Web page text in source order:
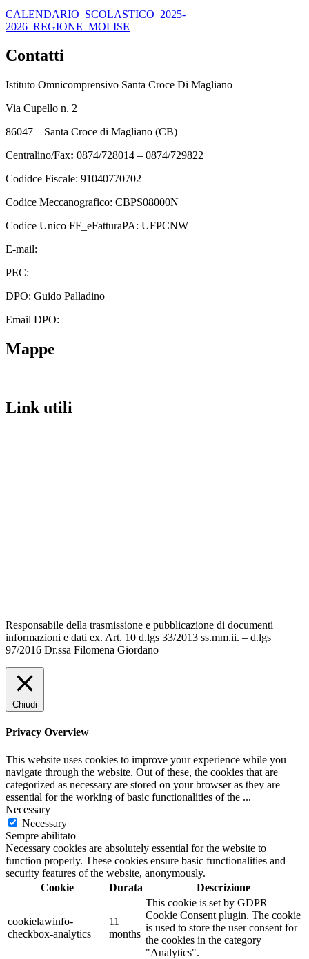
CALENDARIO_SCOLASTICO_2025-
2026_REGIONE_MOLISE
Contatti
Istituto Omnicomprensivo Santa Croce Di Magliano
Via Cupello n. 2
86047 – Santa Croce di Magliano (CB)
Centralino/Fax: 0874/728014 – 0874/729822
Codidce Fiscale: 91040770702
Codice Meccanografico: CBPS08000N
Codice Unico FF_eFatturaPA: UFPCNW
E-mail:
PEC:
DPO: Guido Palladino
Email DPO:
Mappe
Link utili
Responsabile della trasmissione e pubblicazione di documenti
informazioni e dati ex. Art. 10 d.lgs 33/2013 ss.mm.ii. – d.lgs
97/2016 Dr.ssa Filomena Giordano
Chiudi
Privacy Overview
This website uses cookies to improve your experience while you
navigate through the website. Out of these, the cookies that are
categorized as necessary are stored on your browser as they are
essential for the working of basic functionalities of the ...
Necessary
Necessary
Sempre abilitato
Necessary cookies are absolutely essential for the website to
function properly. These cookies ensure basic functionalities and
security features of the website, anonymously.
Cookie
Durata Descrizione
cookielawinfo-
checkbox-analytics
11
months
This cookie is set by GDPR
Cookie Consent plugin. The cookie
is used to store the user consent for
the cookies in the category
"Analytics".